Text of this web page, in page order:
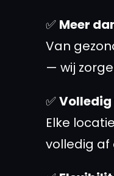
✅ Meer
Van
— wij
✅
Elke
volledig af